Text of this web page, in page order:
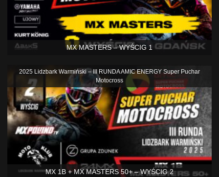
MX MASTERS – WYŚCIG 1
MX 1B + MX MASTERS 50+ – WYŚCIG 2
2025 Lidzbark Warmiński – III RUNDA AMIC ENERGY Super Puchar
Motocross